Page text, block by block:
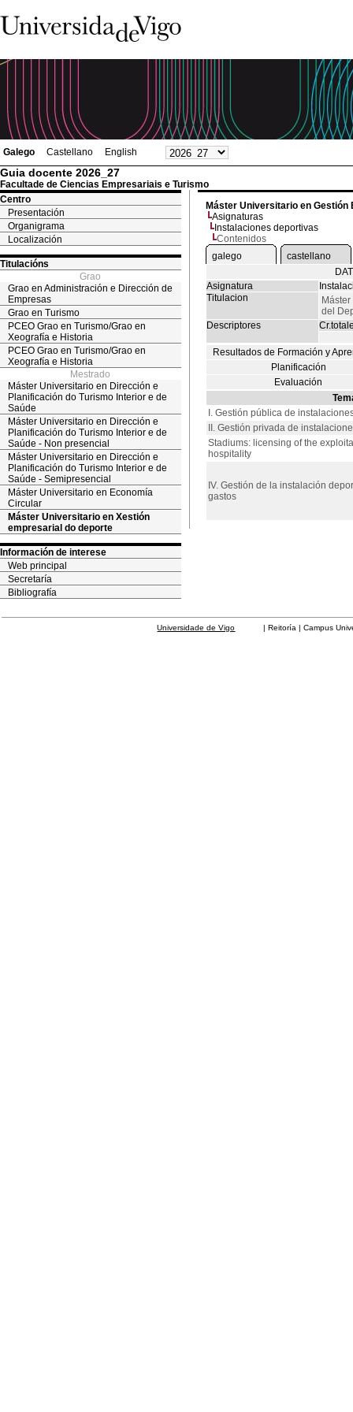
Galego Castellano English
Guia docente 2026_27
Facultade de Ciencias Empresariais e Turismo
Centro
Presentación
Organigrama
Localización
Titulacións
Grao
Grao en Administración e Dirección de
Empresas
Grao en Turismo
PCEO Grao en Turismo/Grao en
Xeografía e Historia
PCEO Grao en Turismo/Grao en
Xeografía e Historia
Mestrado
Máster Universitario en Dirección e
Planificación do Turismo Interior e de
Saúde
Máster Universitario en Dirección e
Planificación do Turismo Interior e de
Saúde - Non presencial
Máster Universitario en Dirección e
Planificación do Turismo Interior e de
Saúde - Semipresencial
Máster Universitario en Economía
Circular
Máster Universitario en Xestión
empresarial do deporte
Información de interese
Web principal
Secretaría
Bibliografía
Máster Universitario en Gestión
Asignaturas
Instalaciones deportivas
Contenidos
galego
castellano
Asignatura
Titulacion
del
Descriptores
Resultados de Formación y
Planificación
Evaluación
I. Gestión pública de
II. Gestión privada de
Stadiums: licensing of the
hospitality
IV. Gestión de la instalación
gastos
Universidade de Vigo | Reitoría | Campus